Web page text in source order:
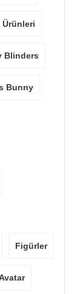
Blinders
Bunny
Figürler